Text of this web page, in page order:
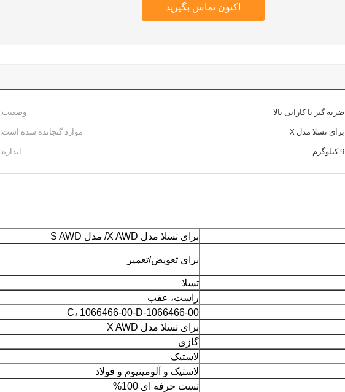
اکنون تماس بگیرید
ضربه گیر با کارایی بالا وضعیت:
برای تسلا مدل X موارد گنجانده شده است:
9 کیلوگرم اندازه:
برای تسلا مدل X AWD/ مدل S AWD
برای تعویض/تعمیر
تسلا
راست، عقب
1066466-00-C، 1066466-00-D
برای تسلا مدل X AWD
گازی
لاستیک
لاستیک و آلومینیوم و فولاد
تست حرفه ای 100%